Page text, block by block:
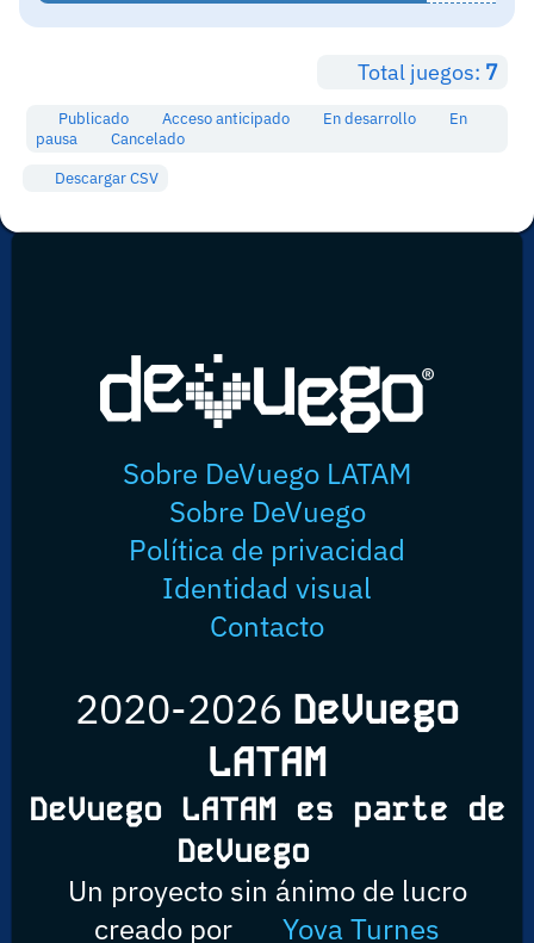
Total juegos: 7
Publicado Acceso anticipado En desarrollo
En
pausa
Cancelado
Descargar CSV
Sobre DeVuego LATAM
Sobre DeVuego
Política de privacidad
Identidad visual
Contacto
2020-2026 DeVuego
LATAM
DeVuego LATAM es parte de
DeVuego
Un proyecto sin ánimo de lucro
creado por
Yova Turnes